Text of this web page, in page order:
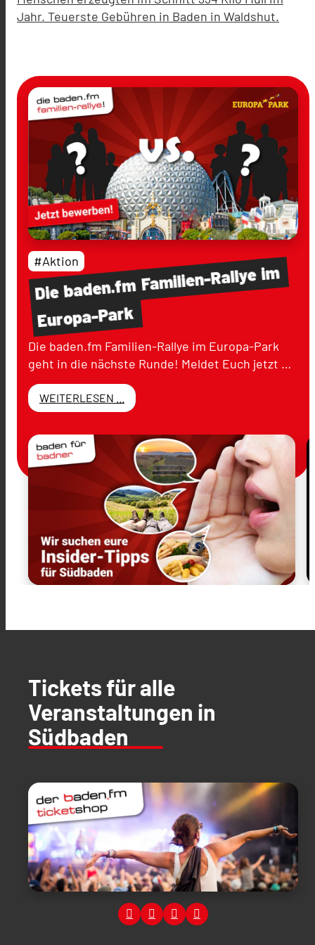
Jahr. Teuerste Gebühren in Baden in Waldshut.
Diebaden.fmFamilien-Rallyeim
Europa-Park
#Aktion
Die baden.fm Familien-Rallye im Europa-Park
geht in die nächste Runde! Meldet Euch jetzt …
WEITERLESEN ...
Tickets für alle
Veranstaltungen in
Südbaden